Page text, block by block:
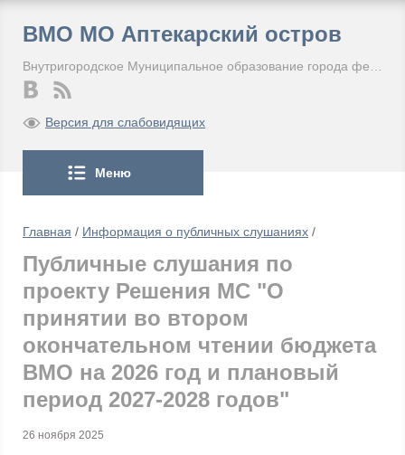
ВМО МО Аптекарский остров
Версия для слабовидящих
Меню
Главная / Информация о публичных слушаниях /
Публичные слушания по
проекту Решения МС "О
принятии во втором
окончательном чтении бюджета
ВМО на 2026 год и плановый
период 2027-2028 годов"
26 ноября 2025